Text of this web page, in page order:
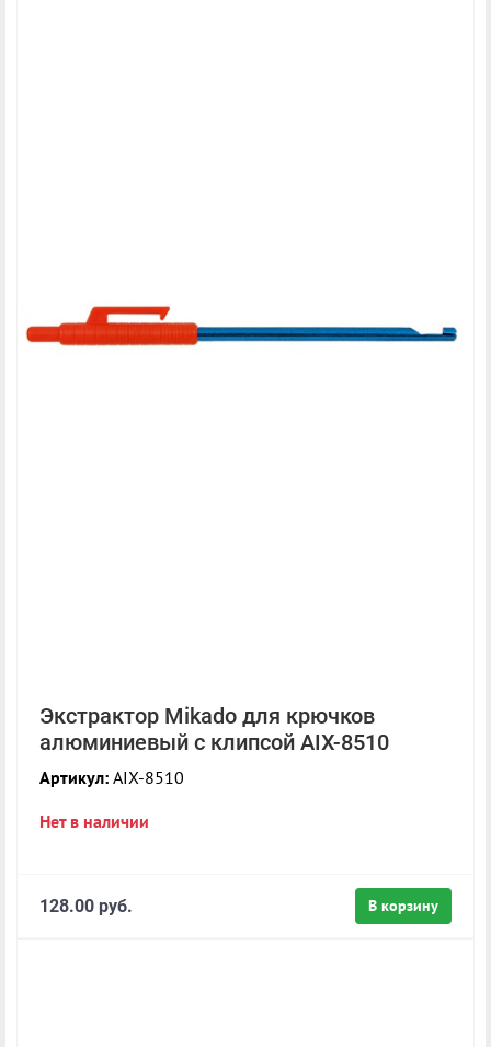
Экстрактор Mikado для крючков
алюминиевый с клипсой AIX-8510
Артикул: AIX-8510
Нет в наличии
В корзину
128.00 руб.